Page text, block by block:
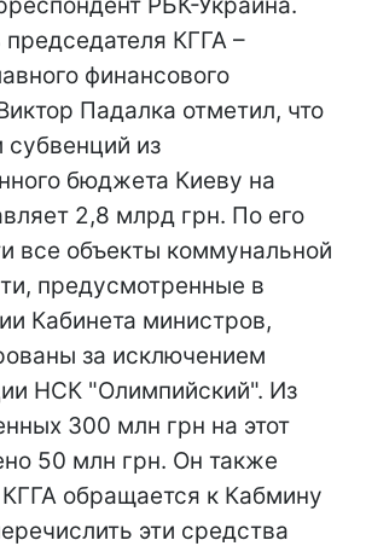
КГГА –
финансового
Падалка отметил, что
из
бюджета Киеву на
2,8 млрд грн. По его
все объекты коммунальной
предусмотренные в
Кабинета министров,
за исключением
НСК "Олимпийский". Из
300 млн грн на этот
50 млн грн. Он также
КГГА обращается к Кабмину
эти средства